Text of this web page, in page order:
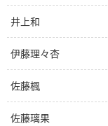
井上和
伊藤理々杏
佐藤楓
佐藤璃果